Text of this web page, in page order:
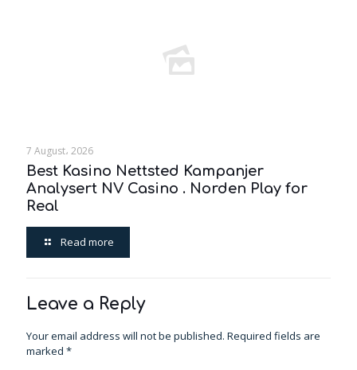
7 August، 2026
Best Kasino Nettsted Kampanjer
Analysert NV Casino . Norden Play for
Real
Read more
Leave a Reply
Your email address will not be published. Required fields are
marked *